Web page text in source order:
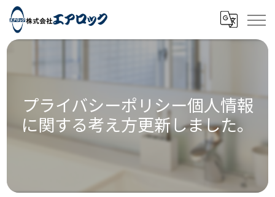
プライバシーポリシー個人情報
に関する考え方更新しました。